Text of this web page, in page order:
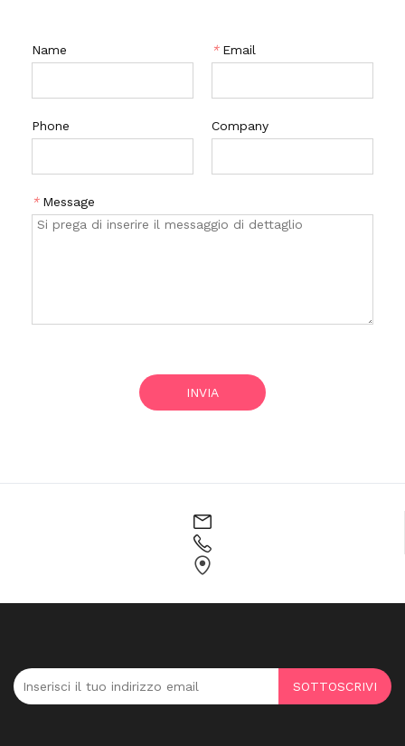
Name * Email
Phone Company
* Message
INVIA
SOTTOSCRIVI